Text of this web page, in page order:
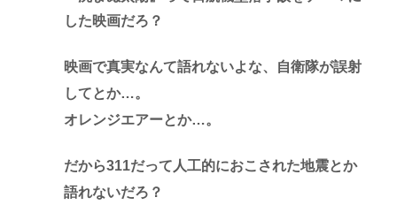
した映画だろ？
映画で真実なんて語れないよな、自衛隊が誤射
してとか…。
オレンジエアーとか…。
だから311だって人工的におこされた地震とか
語れないだろ？